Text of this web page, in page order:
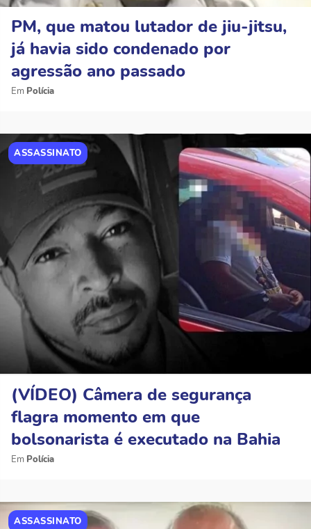
PM, que matou lutador de jiu-jitsu,
já havia sido condenado por
agressão ano passado
Polícia
ASSASSINATO
(VÍDEO) Câmera de segurança
flagra momento em que
bolsonarista é executado na Bahia
Polícia
ASSASSINATO